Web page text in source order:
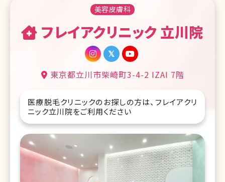
美容皮膚科
フレイアクリニック 立川院
東京都立川市柴崎町3-4-2 IZAI 7階
医療脱毛クリニックのお探しの方は、フレイアクリ
ニック立川院をご利用ください